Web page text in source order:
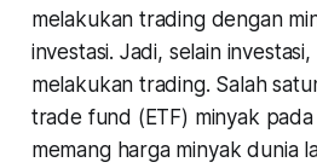
melakukan trading dengan
investasi. Jadi, selain
melakukan trading. Salah
trade fund (ETF) minyak
memang harga minyak dunia